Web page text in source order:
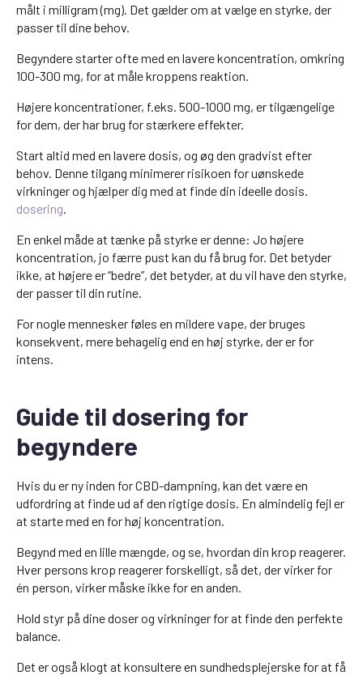
målt i milligram (mg). Det gælder om at vælge en styrke, der
passer til dine behov.
Begyndere starter ofte med en lavere koncentration, omkring
100-300 mg, for at måle kroppens reaktion.
Højere koncentrationer, f.eks. 500-1000 mg, er tilgængelige
for dem, der har brug for stærkere effekter.
Start altid med en lavere dosis, og øg den gradvist efter
behov. Denne tilgang minimerer risikoen for uønskede
virkninger og hjælper dig med at finde din ideelle dosis.
dosering.
En enkel måde at tænke på styrke er denne: Jo højere
koncentration, jo færre pust kan du få brug for. Det betyder
ikke, at højere er “bedre”, det betyder, at du vil have den styrke,
der passer til din rutine.
For nogle mennesker føles en mildere vape, der bruges
konsekvent, mere behagelig end en høj styrke, der er for
intens.
Guide til dosering for
begyndere
Hvis du er ny inden for CBD-dampning, kan det være en
udfordring at finde ud af den rigtige dosis. En almindelig fejl er
at starte med en for høj koncentration.
Begynd med en lille mængde, og se, hvordan din krop reagerer.
Hver persons krop reagerer forskelligt, så det, der virker for
én person, virker måske ikke for en anden.
Hold styr på dine doser og virkninger for at finde den perfekte
balance.
Det er også klogt at konsultere en sundhedsplejerske for at få